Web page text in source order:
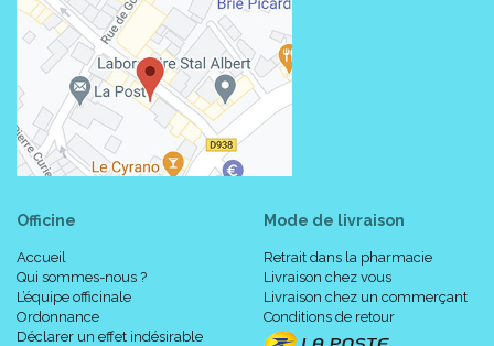
UNDECYL ALCOHOL, ZINC GLUCONATE, POLYQUATERNIUM-
10, FRAGRANCE (PARFUM), DISODIUM EDTA, SODIUM
HYDROXIDE, ZINC PYRITHIONE, LAURETH-2, COMPLEXE
BREVETÉ D.A.F, OLEYL ALCOHOL, JUNIPERUS OXYCEDRUS
WOOD EXTRACT, ZANTHOXYLUM BUNGEANUM FRUIT
EXTRACT, SODIUM ACETATE, SODIUM CHLORIDE, CITRIC ACID,
SODIUM POLYNAPHTHALENESULFONATE, ISOPROPYL
ALCOHOL, POTASSIUM SORBATE, SODIUM BENZOATE,
TRIGLYCERIDE, LAMINARIA OCHROLEUCA EXTRACT. [BI 547].
Code ACL : 4495725
Code EAN : 3401344957253
Officine
Accueil
Qui sommes-nous ?
L’équipe officinale
Ordonnance
Déclarer un effet indésirable
Mode de livraison
Retrait dans la pharmacie
Livraison chez vous
Livraison chez un commerçant
Conditions de retour